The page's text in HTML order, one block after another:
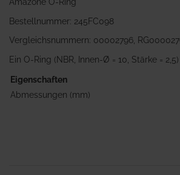
Amazone O-Ring
Bestellnummer: 245FC098
Vergleichsnummern: 00002796,
Ein O-Ring (NBR, Innen-Ø = 10, Stärke =
Eigenschaften
Abmessungen (mm)